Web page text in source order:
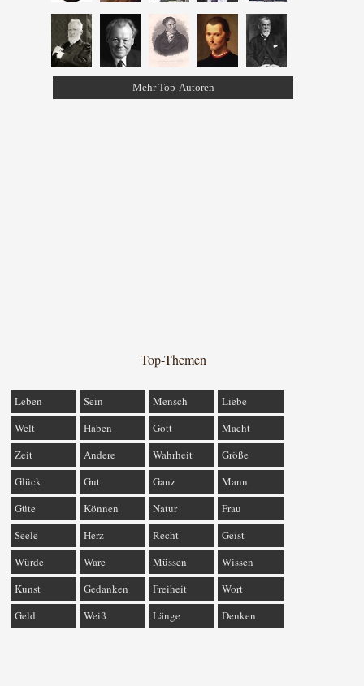
Mehr Top-Autoren
Top-Themen
Leben Sein Mensch
Liebe
Welt
Haben Gott
Macht
Zeit
Andere Wahrheit
Größe
Glück
Gut Ganz
Mann
Güte
Können Natur
Frau
Seele
Herz Recht
Geist
Würde
Ware Müssen
Wissen
Kunst
Gedanken Freiheit
Wort
Geld
Weiß Länge Denken